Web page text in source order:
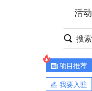
安徽
活动
搜索
项目推荐
我要入驻